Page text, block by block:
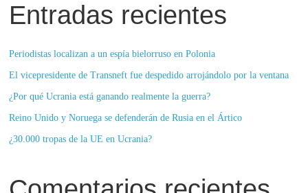
Entradas recientes
Periodistas localizan a un espía bielorruso en Polonia
El vicepresidente de Transneft fue despedido arrojándolo por la ventana
¿Por qué Ucrania está ganando realmente la guerra?
Reino Unido y Noruega se defenderán de Rusia en el Ártico
¿30.000 tropas de la UE en Ucrania?